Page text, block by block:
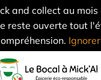
and collect au
reste ouverte tout
Ignorer